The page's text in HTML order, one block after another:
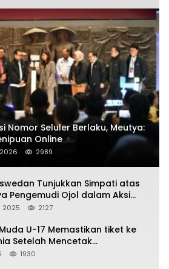
Nomor Seluler Berlaku, Meutya:
Online
2989
Tunjukkan Simpati atas
Pengemudi Ojol dalam Aksi
2025 2127
U-17 Memastikan tiket ke
Setelah Mencetak
Gemilang atas Yaman 4-1 di
1930